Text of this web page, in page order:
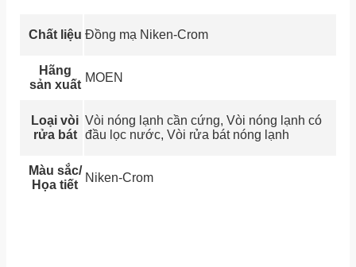
Chất liệu Đồng mạ Niken-Crom
Hãng
sản xuất
MOEN
Loại vòi
rửa bát
Vòi nóng lạnh cần cứng, Vòi nóng lạnh có
đầu lọc nước, Vòi rửa bát nóng lạnh
Màu sắc/
Họa tiết
Niken-Crom